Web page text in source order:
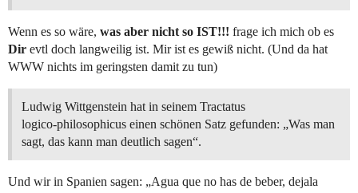
Wenn es so wäre, was aber nicht so IST!!! frage ich mich ob es
Dir evtl doch langweilig ist. Mir ist es gewiß nicht. (Und da hat
WWW nichts im geringsten damit zu tun)
Ludwig Wittgenstein hat in seinem Tractatus
logico-philosophicus einen schönen Satz gefunden: „Was man
sagt, das kann man deutlich sagen“.
Und wir in Spanien sagen: „Agua que no has de beber, dejala